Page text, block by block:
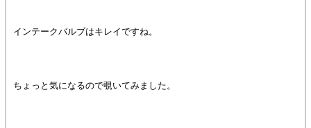
インテークバルブはキレイですね。
ちょっと気になるので覗いてみました。